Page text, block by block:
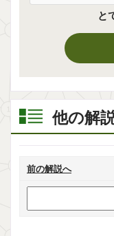
と
他の解
前の解説へ